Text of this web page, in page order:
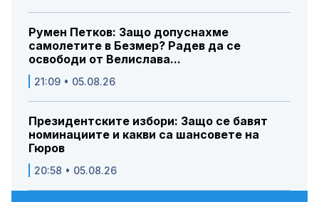
Румен Петков: Защо допуснахме
самолетите в Безмер? Радев да се
освободи от Велислава...
21:09 • 05.08.26
Президентските избори: Защо се бавят
номинациите и какви са шансовете на
Гюров
20:58 • 05.08.26